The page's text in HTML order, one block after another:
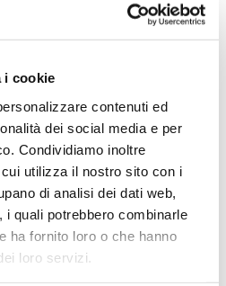
i cookie
contenuti ed
dei social media e per
Condividiamo inoltre
utilizza il nostro sito con i
di analisi dei dati web,
i quali potrebbero combinarle
ha fornito loro o che hanno
loro servizi.